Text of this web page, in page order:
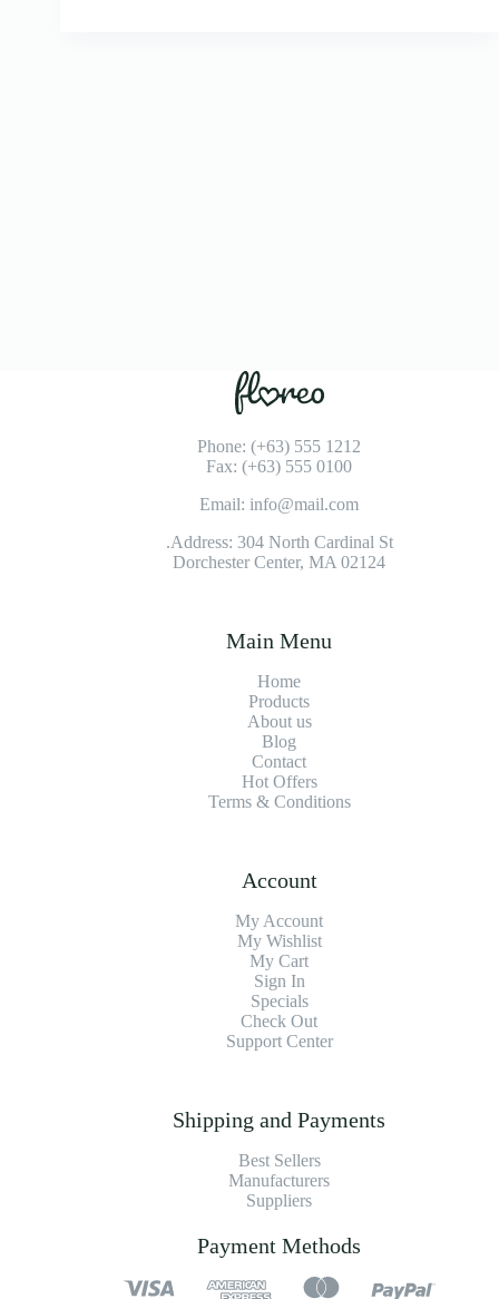
Phone: (+63) 555 1212
Fax: (+63) 555 0100
Email: info@mail.com
Address: 304 North Cardinal St.
Dorchester Center, MA 02124
Main Menu
Home
Products
About us
Blog
Contact
Hot Offers
Terms & Conditions
Account
My Account
My Wishlist
My Cart
Sign In
Specials
Check Out
Support Center
Shipping and Payments
Best Sellers
Manufacturers
Suppliers
Payment Methods